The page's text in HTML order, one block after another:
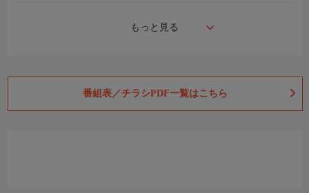
もっと見る
番組表／チラシPDF一覧はこちら